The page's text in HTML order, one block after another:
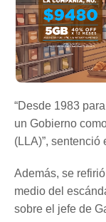
“Desde 1983
un Gobierno
(LLA)”, sentenció
Además, se
medio del
sobre el jefe de